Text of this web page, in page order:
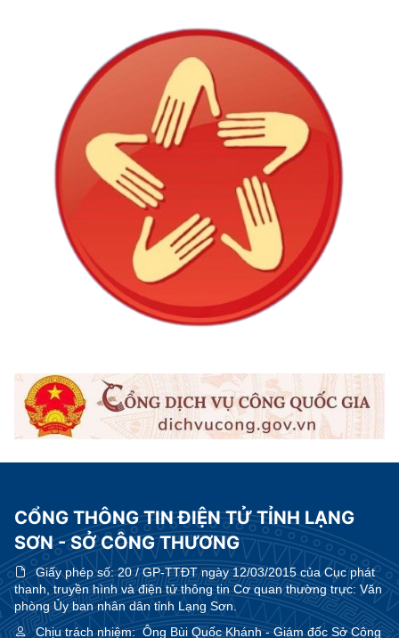
CỔNG THÔNG TIN ĐIỆN TỬ TỈNH LẠNG
SƠN - SỞ CÔNG THƯƠNG
Giấy phép số:20 / GP-TTĐT ngày 12/03/2015 của Cục phát
thanh, truyền hình và điện tử thông tin Cơ quan thường trực: Văn
phòng Ủy ban nhân dân tỉnh Lạng Sơn.
Chịu trách nhiệm:Ông Bùi Quốc Khánh - Giám đốc Sở Công